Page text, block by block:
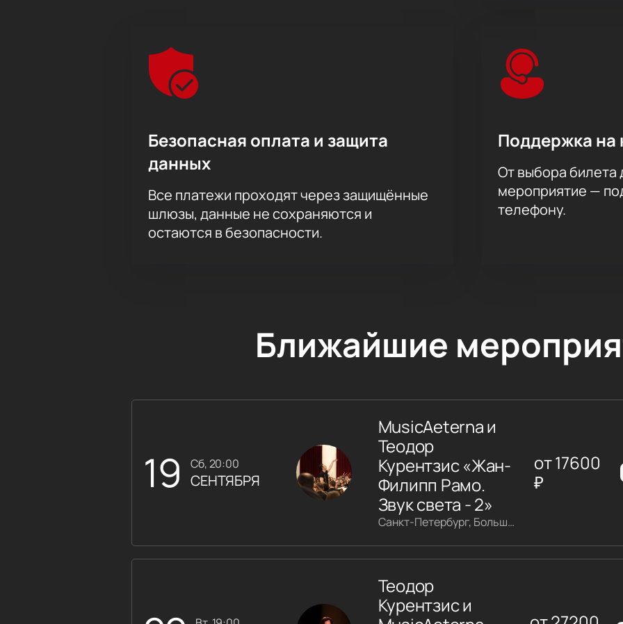
Безопасная оплата и защита
данных
Все платежи проходят через защищённые
шлюзы, данные не сохраняются и
остаются в безопасности.
Поддержка на
От выбора билета
мероприятие —
телефону.
Ближайшие
19 сб, 20:00
СЕНТЯБРЯ
MusicAeterna и
Теодор
Курентзис «Жан-
Филипп Рамо.
Звук света - 2»
Санкт-Петербург, Большой зал филармонии имени Шостаковича
от17600
₽
Теодор
Курентзис и